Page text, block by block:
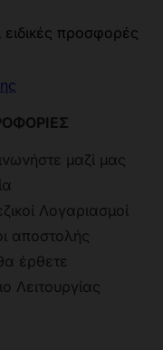
προσφορές
μαζί μας
Λογαριασμοί
αποστολής
έρθετε
Λειτουργίας